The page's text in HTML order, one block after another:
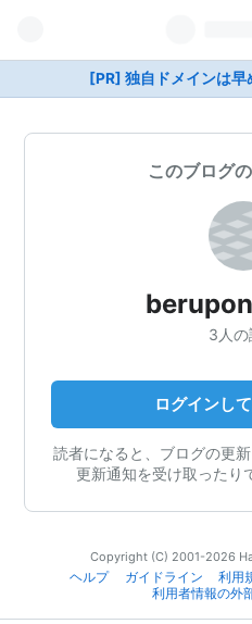
[PR] 独自ドメインは早
このブログ
3人の
ログインし
読者になると、ブログの更
更新通知を受け取ったり
Copyright (C) 2001-2026
ヘルプ
ガイドライン 利用
利用者情報の外